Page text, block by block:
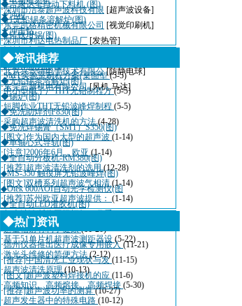
★冲模
★冲击钻
·深圳市洁泰超声波科技有限 [超声波设备]
·东莞凯格精密机械有限公司 [视觉印刷机]
·深圳市利达电热制品厂 [发热管]
·深圳市迈瑞自动化设备有限
·北京兴华特电子技术有限公 [防静电球]
·东莞三越机电有限公司 [风机,马达]
◆吉康达全自动下料机 (图)
◆1无铅锡条溶解炉(图)
◆铸铁坩锅(图)
◆抹机水(图)
◆喷水切割机(图)
◆无铅锡条溶解炉(图)
◆锡炉(图)
◆免洗助焊剂F830(图)
◆免洗焊锡膏（SMT）S350(图)
◆单轴心式导轨(图)
◆全自动分板机-RM380(图)
◆MS-350 触摸屏无铅波峰焊(图)
◆Otek 600AOI自动光学检测仪(图
◆全自动LED灌胶机(图)
◆资讯推荐
·SMT实验室制程方案(桌面型(5-5)
·中小型电子厂THT无铅制程方(5-5)
·短脚作业THT无铅波峰焊制程 (5-5)
·采购超声波清洗机的方法(4-28)
·[图文]作为国内大型的超声波 (1-14)
·[注意]2006年6月，欧亚(1-14)
·[推荐]超声波清洗剂的选用(12-28)
·[图文]双槽系列超声波气相清(1-14)
·[推荐]苏州欧亚超声波提供： (1-14)
超声波诊断仪国际招标10月看
·适量辐射有利于健康(11-20)
·德州仪器推出医疗成像专用嵌入 (11-21)
·[推荐]中国清洗工业现状与发(11-15)
·[图文]超声波塑料焊接机的应 (11-6)
·[推荐]超声波功率的测算(10-27)
◆热门资讯
·基于51单片机超声波测距器设 (5-22)
·激光头维修的简便方法(2-12)
·超声波清洗原理(10-13)
·高频知识、高频熔接、高频焊接 (5-30)
·超声发生器中的特殊电路 (10-12)